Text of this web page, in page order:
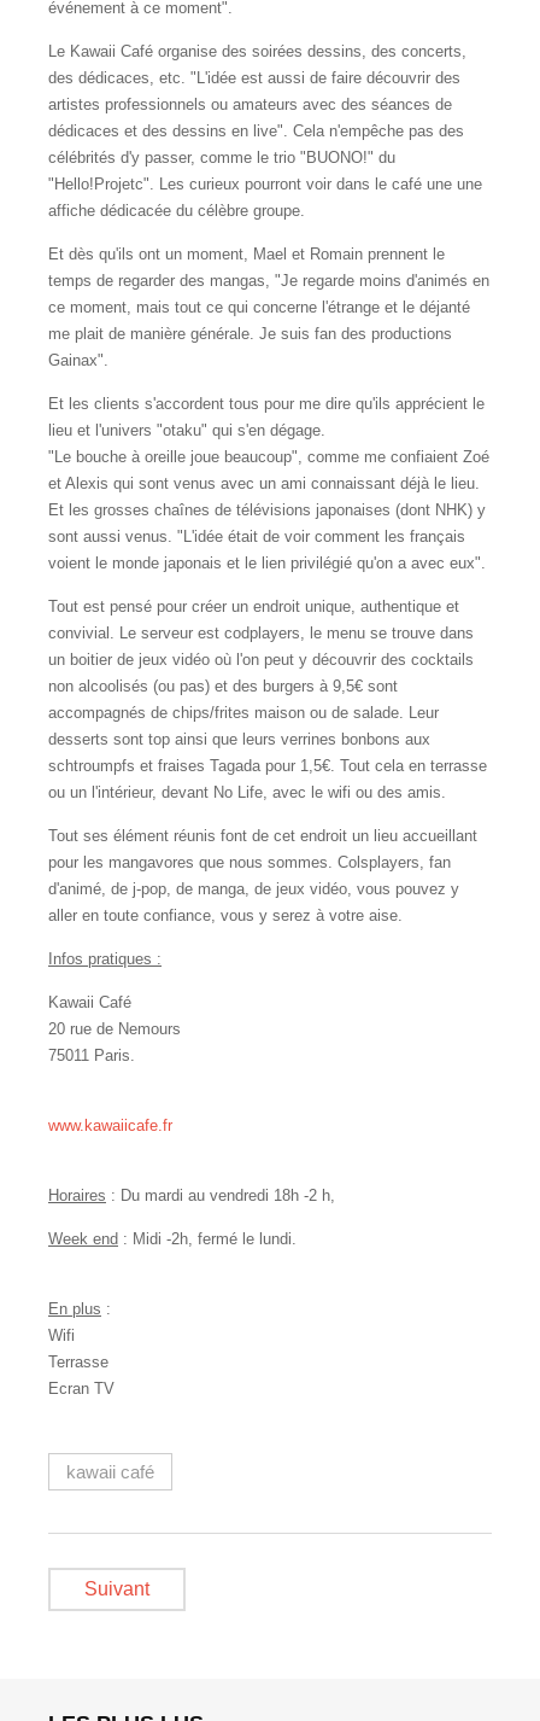
événement à ce moment".
Le Kawaii Café organise des soirées dessins, des concerts,
des dédicaces, etc. "L'idée est aussi de faire découvrir des
artistes professionnels ou amateurs avec des séances de
dédicaces et des dessins en live". Cela n'empêche pas des
célébrités d'y passer, comme le trio "BUONO!" du
"Hello!Projetc". Les curieux pourront voir dans le café une une
affiche dédicacée du célèbre groupe.
Et dès qu'ils ont un moment, Mael et Romain prennent le
temps de regarder des mangas, "Je regarde moins d'animés en
ce moment, mais tout ce qui concerne l'étrange et le déjanté
me plait de manière générale. Je suis fan des productions
Gainax".
Et les clients s'accordent tous pour me dire qu'ils apprécient le
lieu et l'univers "otaku" qui s'en dégage.
"Le bouche à oreille joue beaucoup", comme me confiaient Zoé
et Alexis qui sont venus avec un ami connaissant déjà le lieu.
Et les grosses chaînes de télévisions japonaises (dont NHK) y
sont aussi venus. "L'idée était de voir comment les français
voient le monde japonais et le lien privilégié qu'on a avec eux".
Tout est pensé pour créer un endroit unique, authentique et
convivial. Le serveur est codplayers, le menu se trouve dans
un boitier de jeux vidéo où l'on peut y découvrir des cocktails
non alcoolisés (ou pas) et des burgers à 9,5€ sont
accompagnés de chips/frites maison ou de salade. Leur
desserts sont top ainsi que leurs verrines bonbons aux
schtroumpfs et fraises Tagada pour 1,5€. Tout cela en terrasse
ou un l'intérieur, devant No Life, avec le wifi ou des amis.
Tout ses élément réunis font de cet endroit un lieu accueillant
pour les mangavores que nous sommes. Colsplayers, fan
d'animé, de j-pop, de manga, de jeux vidéo, vous pouvez y
aller en toute confiance, vous y serez à votre aise.
Infos pratiques :
Kawaii Café
20 rue de Nemours
75011 Paris.
www.kawaiicafe.fr
Horaires : Du mardi au vendredi 18h -2 h,
Week end : Midi -2h, fermé le lundi.
En plus :
Wifi
Terrasse
Ecran TV
kawaii café
Suivant